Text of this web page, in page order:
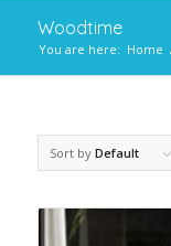
Woodtime
You are here: Home
Sort by Default